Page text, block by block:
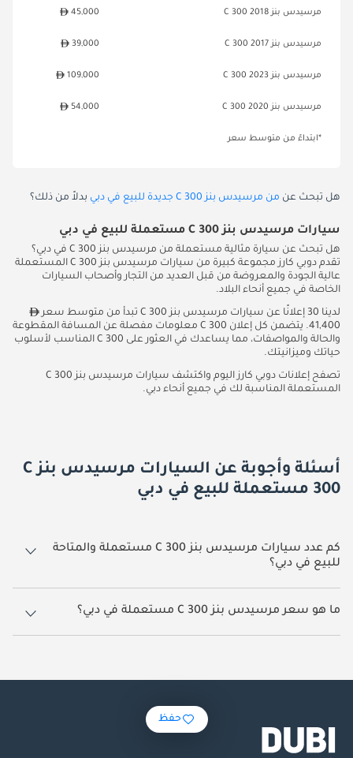
مرسيدس بنز C 300 2018 45,000
مرسيدس بنز C 300 2017 39,000
مرسيدس بنز C 300 2023 109,000
مرسيدس بنز C 300 2020 54,000
*ابتداءً من متوسط سعر
هل تبحث عن من مرسيدس بنز C 300 جديدة للبيع في دبي بدلاً من ذلك؟
سيارات مرسيدس بنز C 300 مستعملة للبيع في دبي
هل تبحث عن سيارة مثالية مستعملة من مرسيدس بنز C 300 في دبي؟
تقدم دوبي كارز مجموعة كبيرة من سيارات مرسيدس بنز C 300 المستعملة
عالية الجودة والمعروضة من قبل العديد من التجار وأصحاب السيارات
الخاصة في جميع أنحاء البلاد.
لدينا 30 إعلانًا عن سيارات مرسيدس بنز C 300 تبدأ من متوسط سعر
41,400. يتضمن كل إعلان C 300 معلومات مفصلة عن المسافة المقطوعة
والحالة والمواصفات، مما يساعدك في العثور على C 300 المناسب لأسلوب
حياتك وميزانيتك.
تصفح إعلانات دوبي كارز اليوم واكتشف سيارات مرسيدس بنز C 300
المستعملة المناسبة لك في جميع أنحاء دبي.
أسئلة وأجوبة عن السيارات مرسيدس بنز C
300 مستعملة للبيع في دبي
كم عدد سيارات مرسيدس بنز C 300 مستعملة والمتاحة
للبيع في دبي؟
30 سيارة مرسيدس بنز C 300 مستعملة متوفرة للبيع في دبي.
ما هو سعر مرسيدس بنز C 300 مستعملة في دبي؟
يبدأ سعر سيارة مرسيدس بنز C 300 مستعملة في دبي 41,400.
حفظ